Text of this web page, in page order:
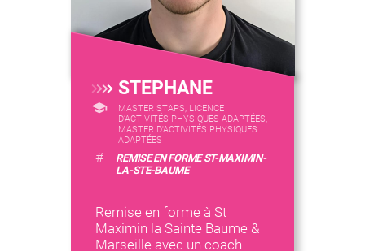
STEPHANE
MASTER STAPS, LICENCE
D’ACTIVITÉS PHYSIQUES ADAPTÉES,
MASTER D'ACTIVITÉS PHYSIQUES
ADAPTÉES
#
REMISE EN FORME ST-MAXIMIN-
LA-STE-BAUME
Remise en forme à St
Maximin la Sainte Baume &
Marseille avec un coach